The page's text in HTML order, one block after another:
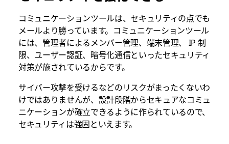
コミュニケーションツールは、セキュリティの点でも
メールより勝っています。コミュニケーションツール
には、管理者によるメンバー管理、端末管理、 IP 制
限、ユーザー認証、暗号化通信といったセキュリティ
対策が施されているからです。
サイバー攻撃を受けるなどのリスクがまったくないわ
けではありませんが、設計段階からセキュアなコミュ
ニケーションが確立できるように作られているので、
セキュリティは強固といえます。